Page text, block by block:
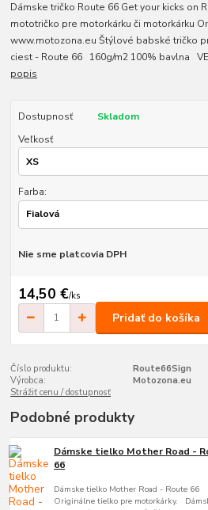
Dámske tričko Route 66 Get your kicks on
mototričko pre motorkárku či motorkárku
www.motozona.eu Štýlové babské tričko
ciest - Route 66 160g/m2 100% bavlna
popis
Dostupnosť
Skladom
Veľkosť
Farba:
Nie sme platcovia DPH
14,50 €/ks
Pridať do košíka
Číslo produktu:
Route66Sign
Výrobca:
Motozona.eu
Strážiť cenu / dostupnosť
Podobné produkty
Dámske tielko Mother Road -
66
Dámske tielko Mother Road - Route 66
Originálne tielko pre motorkárky.